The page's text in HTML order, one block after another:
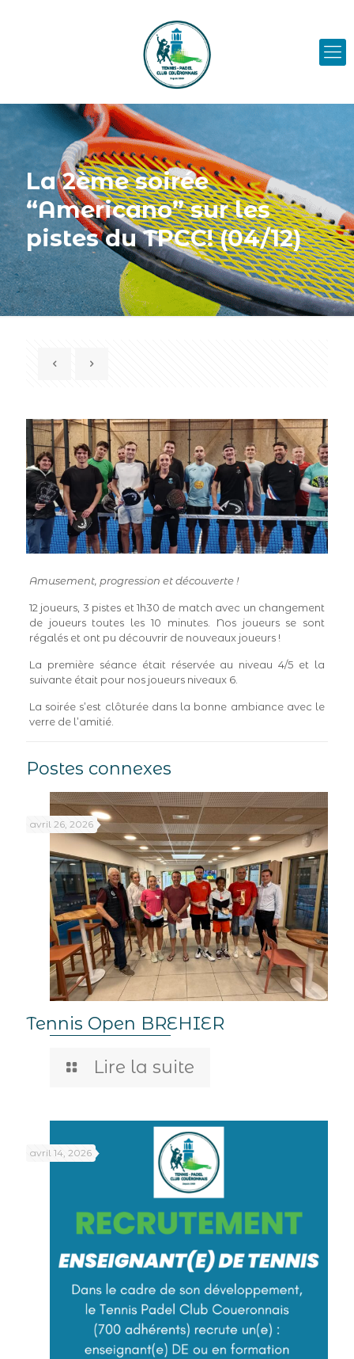
La 2ème soirée
“Americano” sur les
pistes du TPCC! (04/12)
Amusement, progression et découverte !
12 joueurs, 3 pistes et 1h30 de match avec un changement
de joueurs toutes les 10 minutes. Nos joueurs se sont
régalés et ont pu découvrir de nouveaux joueurs !
La première séance était réservée au niveau 4/5 et la
suivante était pour nos joueurs niveaux 6.
La soirée s’est clôturée dans la bonne ambiance avec le
verre de l’amitié.
Postes connexes
avril 26, 2026
Tennis Open BREHIER
Lire la suite
avril 14, 2026